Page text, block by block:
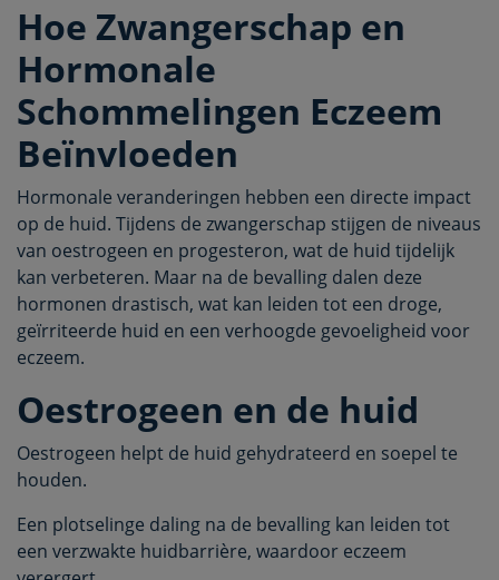
Hoe Zwangerschap en
Hormonale
Schommelingen Eczeem
Beïnvloeden
Hormonale veranderingen hebben een directe impact
op de huid. Tijdens de zwangerschap stijgen de niveaus
van oestrogeen en progesteron, wat de huid tijdelijk
kan verbeteren. Maar na de bevalling dalen deze
hormonen drastisch, wat kan leiden tot een droge,
geïrriteerde huid en een verhoogde gevoeligheid voor
eczeem.
Oestrogeen en de huid
Oestrogeen helpt de huid gehydrateerd en soepel te
houden.
Een plotselinge daling na de bevalling kan leiden tot
een verzwakte huidbarrière, waardoor eczeem